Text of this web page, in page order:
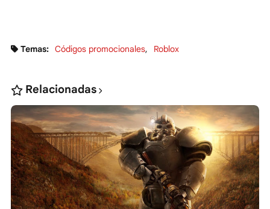
Temas: Códigos promocionales Roblox
Relacionadas